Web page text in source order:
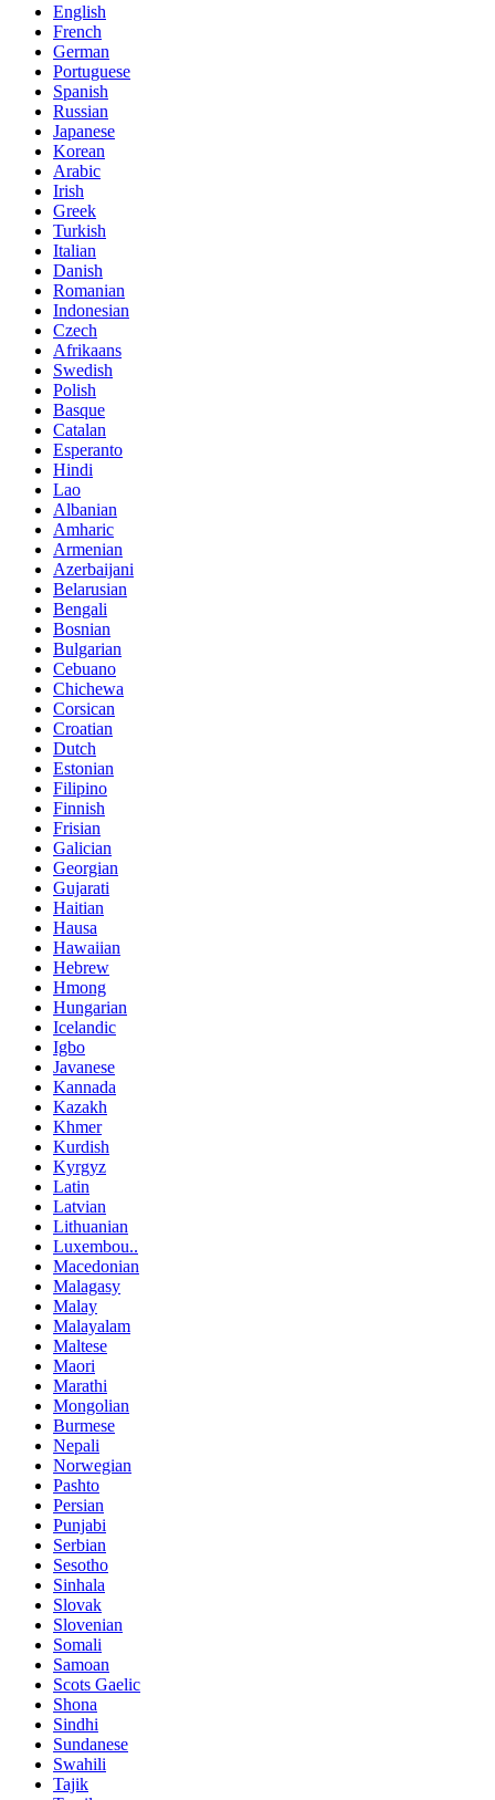
English
French
German
Portuguese
Spanish
Russian
Japanese
Korean
Arabic
Irish
Greek
Turkish
Italian
Danish
Romanian
Indonesian
Czech
Afrikaans
Swedish
Polish
Basque
Catalan
Esperanto
Hindi
Lao
Albanian
Amharic
Armenian
Azerbaijani
Belarusian
Bengali
Bosnian
Bulgarian
Cebuano
Chichewa
Corsican
Croatian
Dutch
Estonian
Filipino
Finnish
Frisian
Galician
Georgian
Gujarati
Haitian
Hausa
Hawaiian
Hebrew
Hmong
Hungarian
Icelandic
Igbo
Javanese
Kannada
Kazakh
Khmer
Kurdish
Kyrgyz
Latin
Latvian
Lithuanian
Luxembou..
Macedonian
Malagasy
Malay
Malayalam
Maltese
Maori
Marathi
Mongolian
Burmese
Nepali
Norwegian
Pashto
Persian
Punjabi
Serbian
Sesotho
Sinhala
Slovak
Slovenian
Somali
Samoan
Scots Gaelic
Shona
Sindhi
Sundanese
Swahili
Tajik